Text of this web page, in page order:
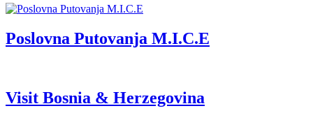
Poslovna Putovanja M.I.C.E
Visit Bosnia & Herzegovina